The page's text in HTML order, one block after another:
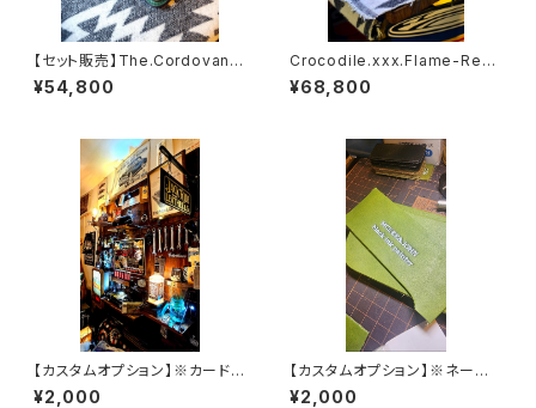
【セット販売】The.Cordovan.x
xx.Green.Edition// JACK.RI
DE.SSW
¥54,800
Crocodile.xxx.Flame-Red.
Edition// JACK.RIDE.SSW
¥68,800
【カスタムオプション】※カード1
室×追加
¥2,000
【カスタムオプション】※ネーム
入れ加工
¥2,000